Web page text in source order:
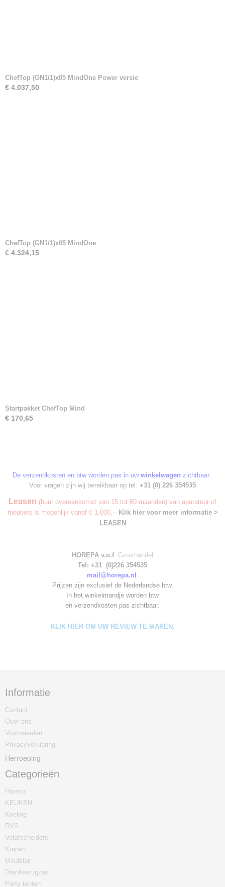
ChefTop (GN1/1)x05 MindOne Power versie
€ 4.037,50
ChefTop (GN1/1)x05 MindOne
€ 4.324,15
Startpakket ChefTop Mind
€ 170,65
De verzendkosten en btw worden pas in uw winkelwagen zichtbaar.
Voor vragen zijn wij bereikbaar op tel: +31 (0) 226 354535
Leasen (huur overeenkomst van 15 tot 60 maanden) van aparatuur of
meubels is mogenlijk vanaf € 1.000,-- Klik hier voor meer informatie >
LEASEN
HOREPA v.o.f Groothandel
Tel: +31 (0)226 354535
mail@horepa.nl
Prijzen zijn exclusief de Nederlandse btw.
In het winkelmandje worden btw
en verzendkosten pas zichtbaar.
KLIK HIER OM UW REVIEW TE MAKEN.
Informatie
Contact
Over ons
Voorwaarden
Privacyverklaring
Herroeping
Categorieën
Horeca
KEUKEN
Koeling
RVS
Vetafscheiders
Kranen
Meubilair
Drankenrugzak
Party tenten